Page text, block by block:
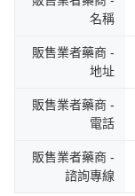
名稱
販售業者藥商 -
地址
販售業者藥商 -
電話
販售業者藥商 -
諮詢專線